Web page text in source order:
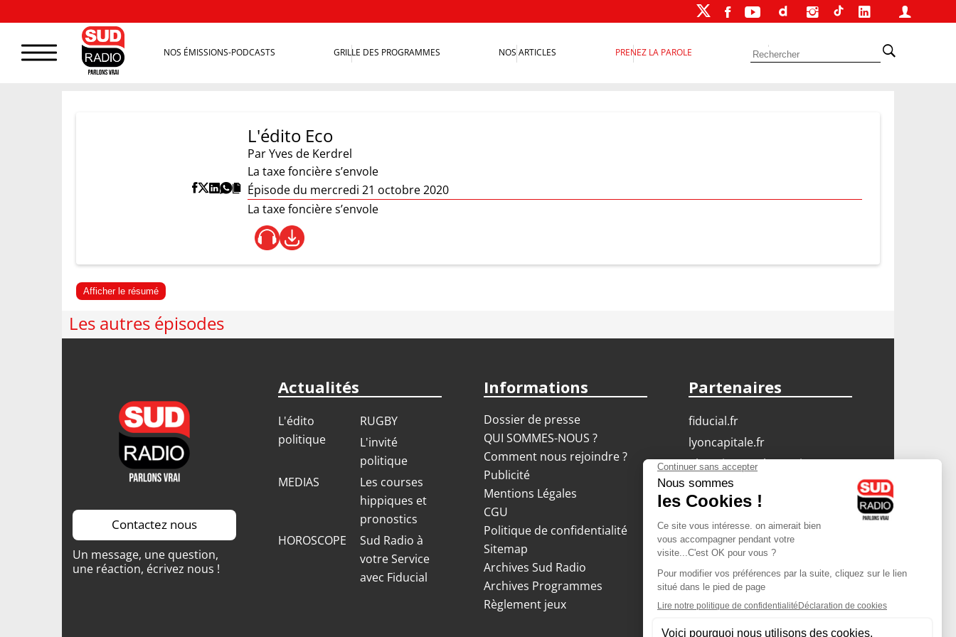
NOS ÉMISSIONS-PODCASTS GRILLE DES PROGRAMMES NOS ARTICLES PRENEZ LA PAROLE
L'édito Eco
ParYves de Kerdrel
La taxe foncière s’envole
Épisode du mercredi 21 octobre 2020
La taxe foncière s’envole
Afficher le résumé
Les autres épisodes
Contactez nous
Un message, une question,
une réaction, écrivez nous !
Actualités
L'édito
politique
RUGBY
L'invité
politique
MEDIAS
Les courses
hippiques et
pronostics
HOROSCOPE
Sud Radio à
votre Service
avec Fiducial
Informations
Dossier de presse
QUI SOMMES-NOUS ?
Comment nous rejoindre ?
Publicité
Mentions Légales
CGU
Politique de confidentialité
Sitemap
Archives Sud Radio
Archives Programmes
Règlement jeux
Partenaires
fiducial.fr
lyoncapitale.fr
olympique-et-lyonnais.com
L'application Iphone
/ Android
Téléchargez l'application
Les cookies